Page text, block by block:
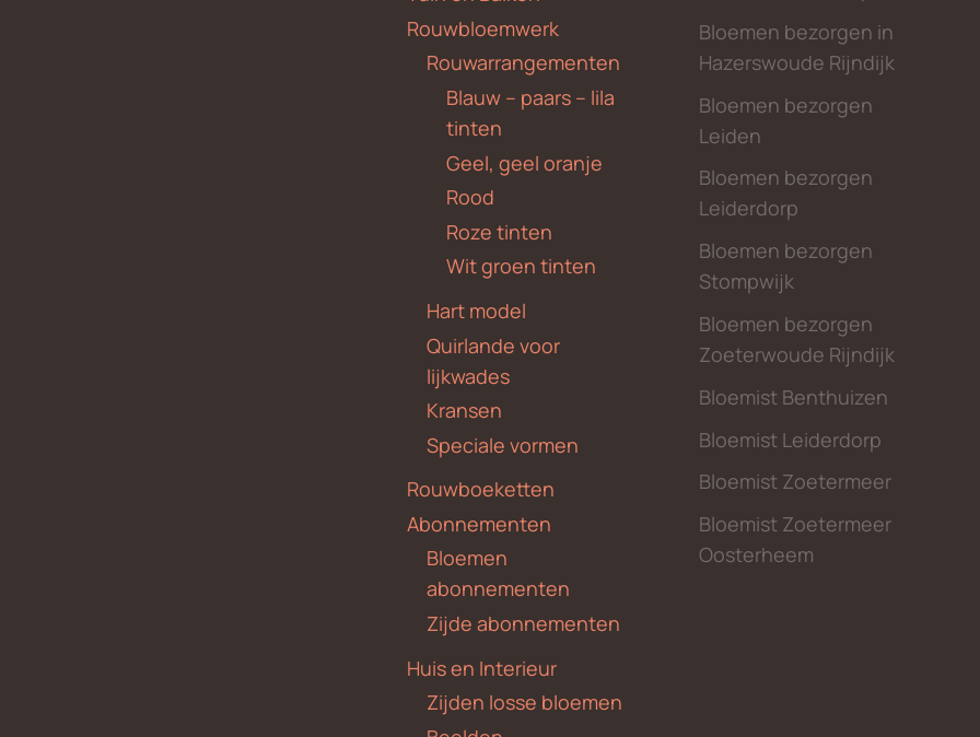
Rouwbloemwerk
Rouwarrangementen
Blauw – paars – lila
tinten
Geel, geel oranje
Rood
Roze tinten
Wit groen tinten
Hart model
Quirlande voor
lijkwades
Kransen
Speciale vormen
Rouwboeketten
Abonnementen
Bloemen
abonnementen
Zijde abonnementen
Huis en Interieur
Zijden losse bloemen
Bloemen bezorgen in
Hazerswoude Rijndijk
Bloemen bezorgen
Leiden
Bloemen bezorgen
Leiderdorp
Bloemen bezorgen
Stompwijk
Bloemen bezorgen
Zoeterwoude Rijndijk
Bloemist Benthuizen
Bloemist Leiderdorp
Bloemist Zoetermeer
Bloemist Zoetermeer
Oosterheem